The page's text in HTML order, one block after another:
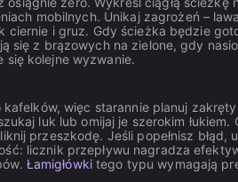
mobilnych. Unikaj zagrożeń –
i gruz. Gdy ścieżka będzie
się z brązowych na zielone, gdy
się kolejne wyzwanie.
więc starannie planuj
luk lub omijaj je szerokim łukiem.
przeszkodę. Jeśli popełnisz błąd,
licznik przepływu nagradza
Łamigłówkitego typu wymagają